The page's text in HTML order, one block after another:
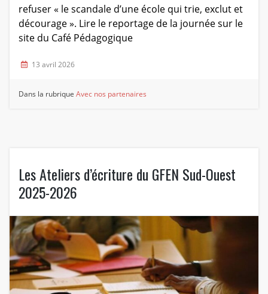
refuser « le scandale d’une école qui trie, exclut et
décourage ». Lire le reportage de la journée sur le
site du Café Pédagogique
13 avril 2026
Dans la rubriqueAvec nos partenaires
Les Ateliers d’écriture du GFEN Sud-Ouest
2025-2026